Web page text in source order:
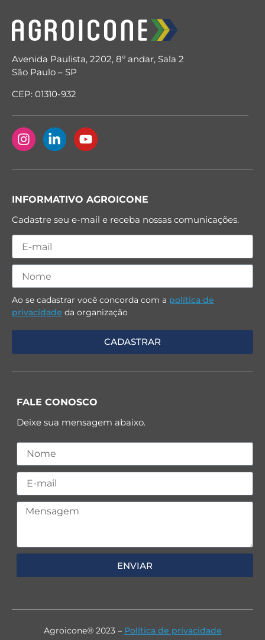
Avenida Paulista, 2202, 8º andar, Sala 2
São Paulo – SP
CEP: 01310-932
INFORMATIVO AGROICONE
Cadastre seu e-mail e receba nossas comunicações.
Ao se cadastrar você concorda com a política de
privacidade da organização
FALE CONOSCO
Deixe sua mensagem abaixo.
ENVIAR
Agroicone® 2023 – Política de privacidade